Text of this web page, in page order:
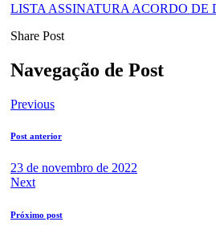
LISTA ASSINATURA ACORDO DE
Share Post
Navegação de Post
Previous
Post anterior
23 de novembro de 2022
Next
Próximo post